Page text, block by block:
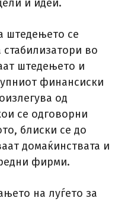
и идеи.
штедењето се
во
штедењето и
финансиски
од
се одговорни
блиски се до
домаќинствата и
фирми.
на луѓето за